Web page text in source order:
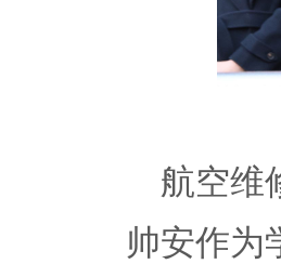
航空维
帅安作为